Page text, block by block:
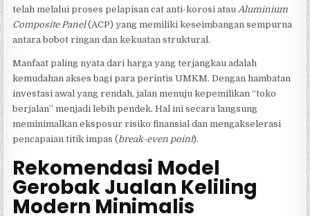
telah melalui proses pelapisan cat anti-korosi atau Aluminium
Composite Panel(ACP) yang memiliki keseimbangan sempurna
antara bobot ringan dan kekuatan struktural.
Manfaat paling nyata dari harga yang terjangkau adalah
kemudahan akses bagi para perintis UMKM. Dengan hambatan
investasi awal yang rendah, jalan menuju kepemilikan “toko
berjalan” menjadi lebih pendek. Hal ini secara langsung
meminimalkan eksposur risiko finansial dan mengakselerasi
pencapaian titik impas (break-even point).
Rekomendasi Model
Gerobak Jualan Keliling
Modern Minimalis